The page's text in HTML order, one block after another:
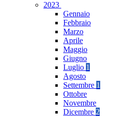
2023
Gennaio
Febbraio
Marzo
Aprile
Maggio
Giugno
Luglio 1
Agosto
Settembre 1
Ottobre
Novembre
Dicembre 2